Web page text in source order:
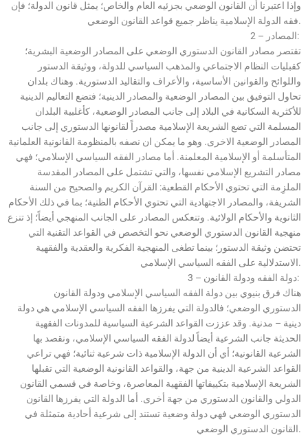
وإذا اعتبرنا أن القانون الوضعي بجزئيه العام والخاص؛ يمثل قانون الدولة؛ فإن
فقه الدولة الإسلامية يناظر جميع قواعد القانون الوضعي.
2 – المصادر:
كقبليات النظام الاجتماعي والمذهب السياسي للدولة، ووثيقة الدستور
واللوائح والقوانين الأساسية، والأعراف والتقاليد الدستورية. وهناك بلدان
تحاول التوفيق بين المصادر الوضعية والمصادر الدينية؛ فتضع التعاليم الدينية
للأكثرية السكانية في البلاد إلى جانب المصادر الوضعية، كأغلبية البلدان
المسلمة التي تضع الشريعة الإسلامية مصدراً لقانونها الدستوري إلى جانب
المصادر الوضعية الاخرى. وهو ما يمكن ان نصفه بالمنظومة القانونية العلمانية
المتأسلمة أو الإسلامية المعلمنة. أما مصادر الفقه السياسي الإسلامي؛ فهي
مصادر التشريع الإسلامي نفسها، والتي تشتمل على المصادر المقدسة
الملزِمة التي تحتوي الأحكام القطعية: القرآن الكريم والصحيح من السنة
الشريفة، والمصادر الاجتهادية التي تحتوي الأحكام الظنية؛ بما في ذلك الأحكام
الثانوية والأحكام الولائية. وتنعكس المصادر على الجانب المنهجي أيضاً؛ إذ تنزع
منهجية القانون الدستوري الوضعي نحو التخصص في القواعد التقنية التي
تحتضن وثيقة الدستور؛ بينما تطغى المنهجية الفكرية والعقدية والفقهية
الاستدلالية على الفقه السياسي الإسلامي.
3 – دولة الفقه ودولة القانون:
الدستوري الوضعي؛ فالدولة التي يفرزها الفقه السياسي الإسلامي هي دولة
دينية – مدنية. وقد عززت القواعد الشرعية السياسية للمدونات الفقهية
الحديثة جانب الشرعية أيضاً لدولة الفقه السياسي الإسلامي، ونقصد بها
الشرعية القانونية؛ أي أن الدولة الإسلامية ذات شرعية ثنائية؛ فهي تراعي
القواعد الشرعية الدينية من جهة، والقواعد القانونية الوضعية التي تقبلها
الشريعة الإسلامية بتكييفاتها الفقهية المعاصرة، وخاصة في قسمي القانون
الدولي والقانون الدستوري من جهة أخرى. أما الدولة التي يفرزها القانون
الدستوري الوضعي فهي دولة وضعية تستند إلى شرعية أحادية متمثلة في
القانون الدستوري الوضعي.